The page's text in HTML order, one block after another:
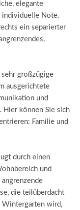
elegante
individuelle Note.
ein separierter
großzügige
ausgerichtete
und
Hier können Sie sich
Familie und
durch einen
und
die teilüberdacht
Wintergarten wird,